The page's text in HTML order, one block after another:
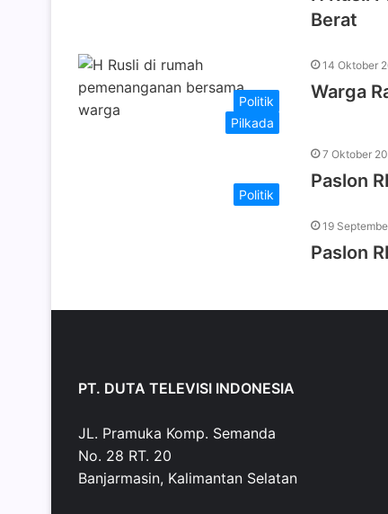
Berat
Politik
14 Oktober
Warga
Pilkada
7 Oktober
Paslon
Politik
19
Paslon
PT. DUTA TELEVISI INDONESIA
JL. Pramuka Komp. Semanda
No. 28 RT. 20
Banjarmasin, Kalimantan Selatan